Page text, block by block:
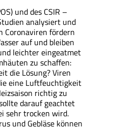
und des CSIR –
analysiert und
Coronaviren fördern
auf und bleiben
leichter eingeatmet
zu schaffen:
die Lösung? Viren
eine Luftfeuchtigkeit
richtig zu
darauf geachtet
sehr trocken wird.
und Gebläse können